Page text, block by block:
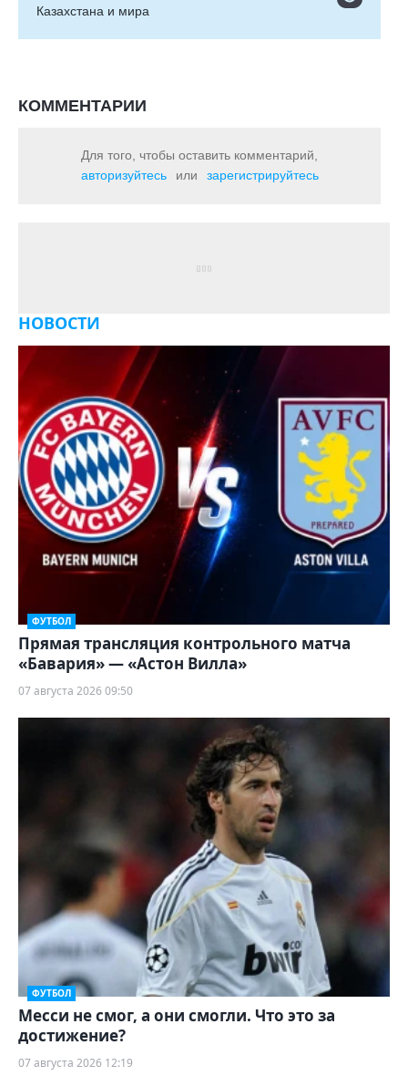
Казахстана и мира
КОММЕНТАРИИ
Для того, чтобы оставить комментарий,
авторизуйтесь
или зарегистрируйтесь
НОВОСТИ
ФУТБОЛ
Прямая трансляция контрольного матча
«Бавария» — «Астон Вилла»
07 августа 2026 09:50
ФУТБОЛ
Месси не смог, а они смогли. Что это за
достижение?
07 августа 2026 12:19